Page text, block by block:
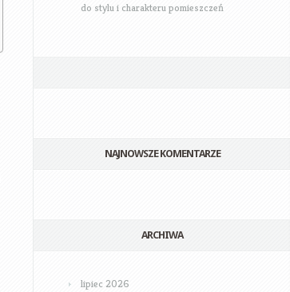
do stylu i charakteru pomieszczeń
NAJNOWSZE KOMENTARZE
ARCHIWA
lipiec 2026